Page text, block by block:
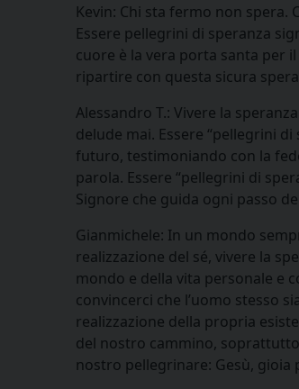
Kevin: Chi sta fermo non spera.
Essere pellegrini di speranza
cuore è la vera porta santa per
ripartire con questa sicura
Alessandro T.: Vivere la
delude mai. Essere “pellegrini
futuro, testimoniando con la
parola. Essere “pellegrini di
Signore che guida ogni passo
Gianmichele: In un mondo
realizzazione del sé, vivere la
mondo e della vita personale e
convincerci che l’uomo stesso
realizzazione della propria
del nostro cammino,
nostro pellegrinare: Gesù, gioia